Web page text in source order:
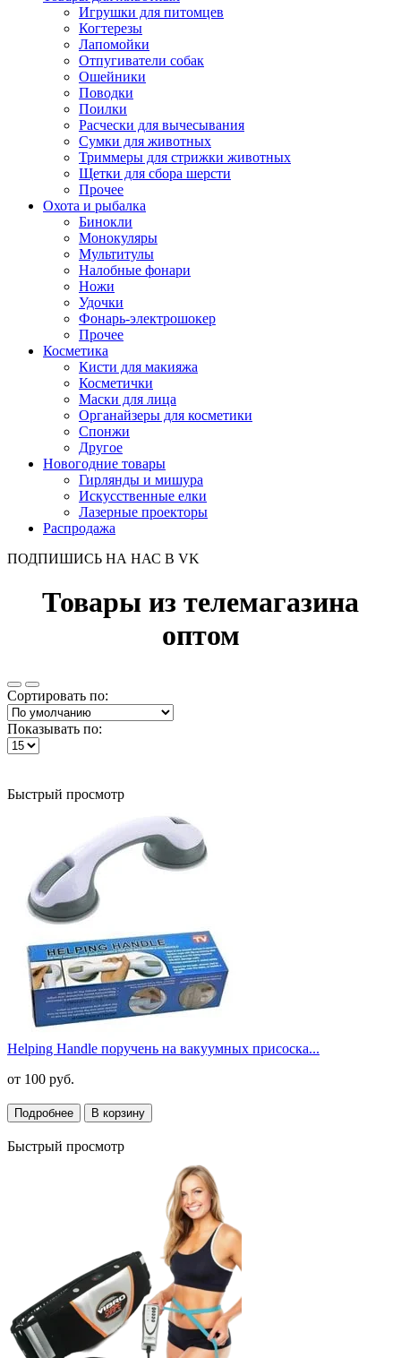
Игрушки для питомцев
Когтерезы
Лапомойки
Отпугиватели собак
Ошейники
Поводки
Поилки
Расчески для вычесывания
Сумки для животных
Триммеры для стрижки животных
Щетки для сбора шерсти
Прочее
Охота и рыбалка
Бинокли
Монокуляры
Мультитулы
Налобные фонари
Ножи
Удочки
Фонарь-электрошокер
Прочее
Косметика
Кисти для макияжа
Косметички
Маски для лица
Органайзеры для косметики
Спонжи
Другое
Новогодние товары
Гирлянды и мишура
Искусственные елки
Лазерные проекторы
Распродажа
ПОДПИШИСЬ НА НАС В VK
Товары из телемагазина
оптом
Сортировать по:
Показывать по:
Быстрый просмотр
Helping Handle поручень на вакуумных присоска...
от 100 руб.
Подробнее В корзину
Быстрый просмотр